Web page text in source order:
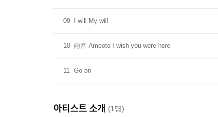
09 I will My will
10 雨音 Ameoto I wish you were here
11 Go on
아티스트 소개 (1명)